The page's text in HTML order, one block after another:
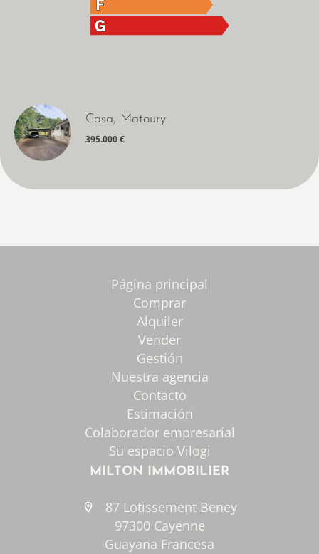
Casa, Matoury
395.000 €
Página principal
Comprar
Alquiler
Vender
Gestión
Nuestra agencia
Contacto
Estimación
Colaborador empresarial
Su espacio Vilogi
MILTON IMMOBILIER
87 Lotissement Beney
97300 Cayenne
Guayana Francesa